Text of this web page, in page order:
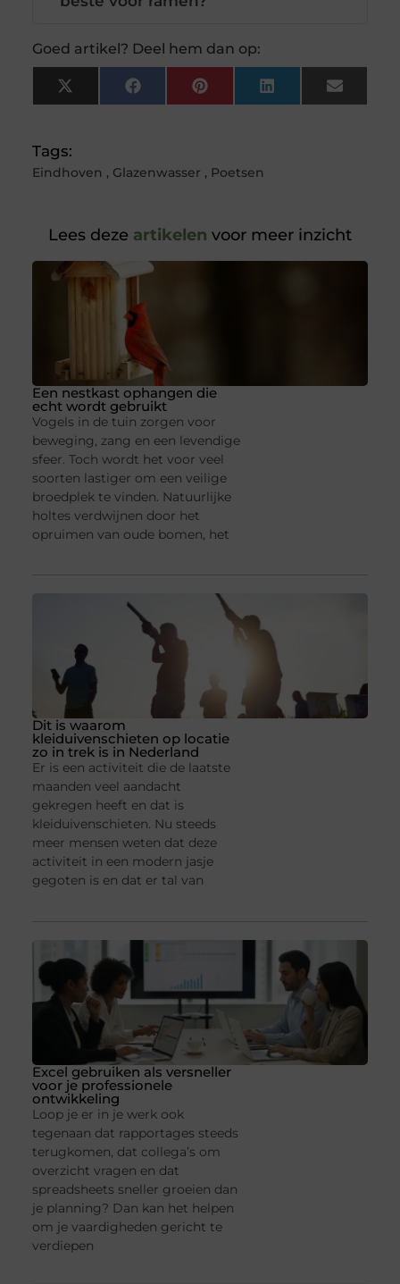
Goed artikel? Deel hem dan op:
X
(Twitter)
FacebookPinterestLinkedInEmail
Tags:
Eindhoven , Glazenwasser , Poetsen
Lees deze artikelen voor meer inzicht
Een nestkast ophangen die
echt wordt gebruikt
Vogels in de tuin zorgen voor
beweging, zang en een levendige
sfeer. Toch wordt het voor veel
soorten lastiger om een veilige
broedplek te vinden. Natuurlijke
holtes verdwijnen door het
opruimen van oude bomen, het
Dit is waarom
kleiduivenschieten op locatie
zo in trek is in Nederland
Er is een activiteit die de laatste
maanden veel aandacht
gekregen heeft en dat is
kleiduivenschieten. Nu steeds
meer mensen weten dat deze
activiteit in een modern jasje
gegoten is en dat er tal van
Excel gebruiken als versneller
voor je professionele
ontwikkeling
Loop je er in je werk ook
tegenaan dat rapportages steeds
terugkomen, dat collega’s om
overzicht vragen en dat
spreadsheets sneller groeien dan
je planning? Dan kan het helpen
om je vaardigheden gericht te
verdiepen